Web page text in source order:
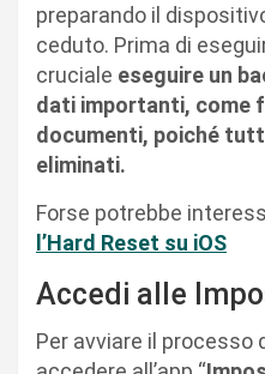
preparando il
ceduto. Prima di
cruciale eseguire un
dati importanti, come
documenti, poiché
eliminati.
Forse potrebbe
l’Hard Reset su iOS
Accedi alle
Per avviare il processo